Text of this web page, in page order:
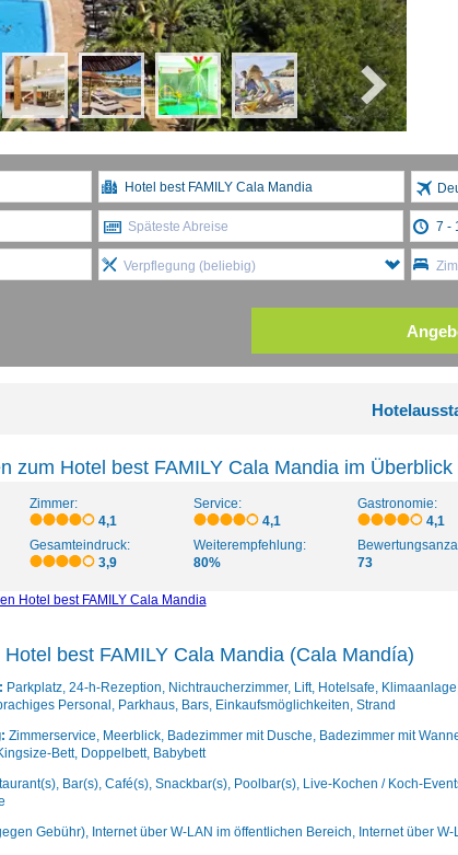
Späteste Abreise
Verpflegung (beliebig)
zum Hotel best FAMILY Cala Mandia im Überblick
Zimmer:
4,1
Service:
4,1
Gastronomie:
4,1
Gesamteindruck:
3,9
Weiterempfehlung:
80%
73
Hotel best FAMILY Cala Mandia
best FAMILY Cala Mandia (Cala Mandía)
Parkplatz, 24-h-Rezeption, Nichtraucherzimmer, Lift, Hotelsafe,
Personal, Parkhaus, Bars, Einkaufsmöglichkeiten, Strand
Zimmerservice, Meerblick, Badezimmer mit Dusche, Badezimmer mit
Bett, Doppelbett, Babybett
Bar(s), Café(s), Snackbar(s), Poolbar(s), Live-Kochen / Koch-
Gebühr), Internet über W-LAN im öffentlichen Bereich, Internet über W-